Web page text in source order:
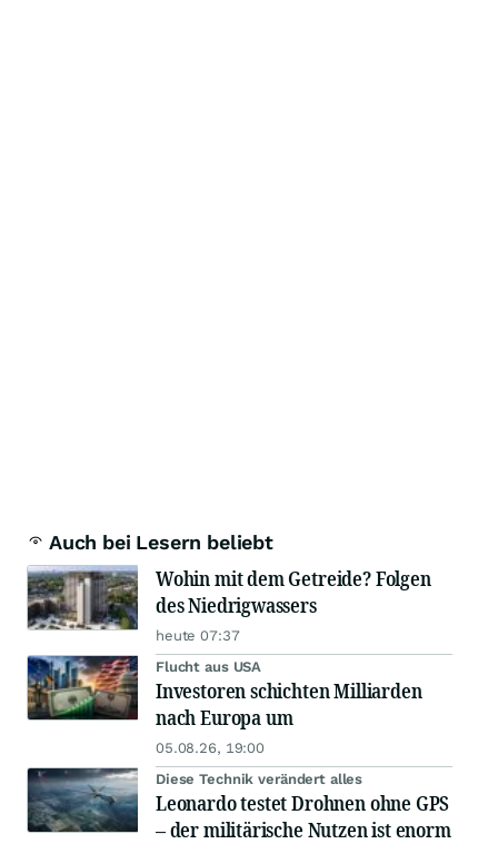
Auch bei Lesern beliebt
Wohin mit dem Getreide? Folgen
des Niedrigwassers
heute 07:37
Flucht aus USA
Investoren schichten Milliarden
nach Europa um
05.08.26, 19:00
Diese Technik verändert alles
Leonardo testet Drohnen ohne GPS
– der militärische Nutzen ist enorm